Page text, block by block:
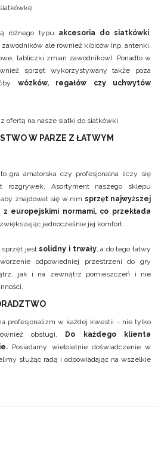
różnego typu akcesoria do siatkówki,
ale również kibiców (np. antenki,
tabliczki zmian zawodników). Ponadto w
sprzęt wykorzystywany także poza
wózków, regałów czy uchwytów
ofertą na nasze siatki do siatkówki.
W PARZE Z ŁATWYM
gra amatorska czy profesjonalna liczy się
rozgrywek. Asortyment naszego sklepu
znajdował się w nim sprzęt najwyższej
europejskimi normami, co przekłada
zwiększając jednocześnie jej komfort.
sprzęt jestsolidny i trwały, a do tego łatwy
odpowiedniej przestrzeni do gry
jak i na zewnątrz pomieszczeń i nie
profesjonalizm w każdej kwestii - nie tylko
obsługi.
Do każdego klienta
Posiadamy wieloletnie doświadczenie w
służąc radą i odpowiadając na wszelkie